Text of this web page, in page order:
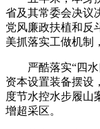
省及其常委会决议
党风廉政扶植和反
美抓落实工做机制
严酷落实“四水
资本设置装备摆设
度节水控水步履山
增超采区。